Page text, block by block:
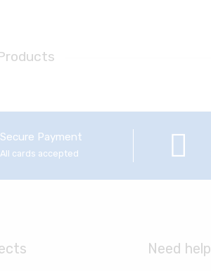
Secure Payment
All cards accepted
Need help